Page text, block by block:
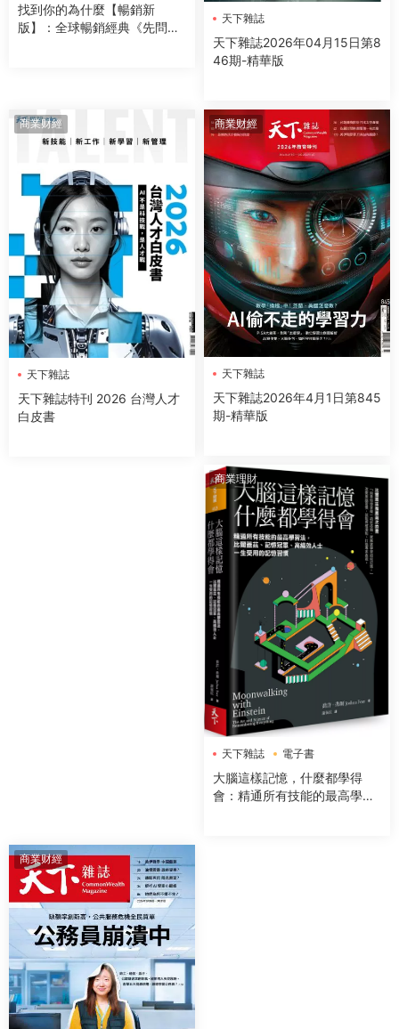
找到你的為什麼【暢銷新
版】：全球暢銷經典《先問，
天下雜誌
天下雜誌2026年04月15日第8
46期-精華版
商業财經
天下雜誌
天下雜誌特刊 2026 台灣人才
白皮書
商業财經
天下雜誌
天下雜誌2026年4月1日第845
期-精華版
商業理財
天下雜誌 電子書
大腦這樣記憶，什麼都學得
會：精通所有技能的最高學習
商業财經